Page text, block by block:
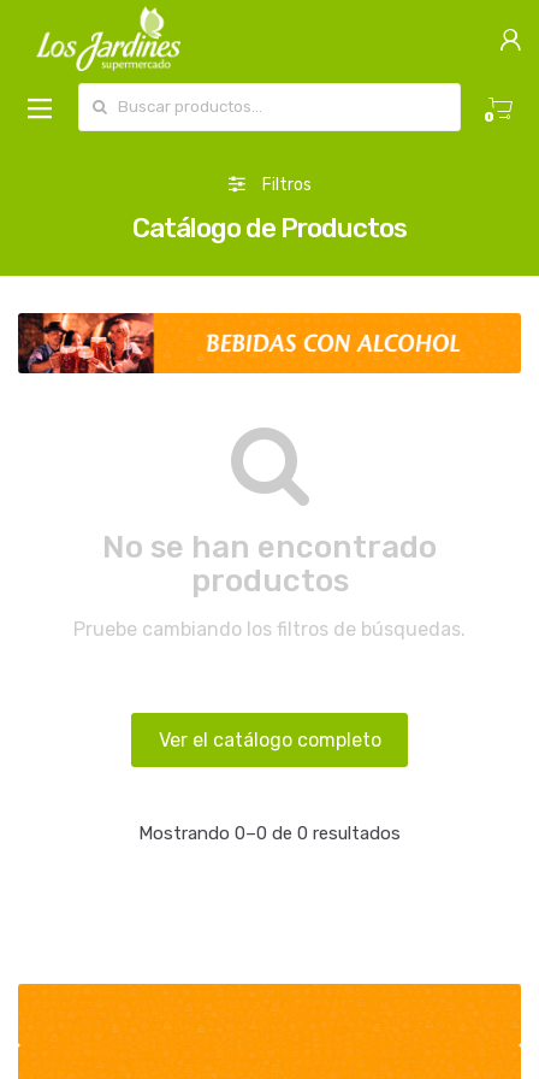
0
Filtros
Catálogo de Productos
No se han encontrado
productos
Pruebe cambiando los filtros de búsquedas.
Ver el catálogo completo
Mostrando 0–0 de 0 resultados